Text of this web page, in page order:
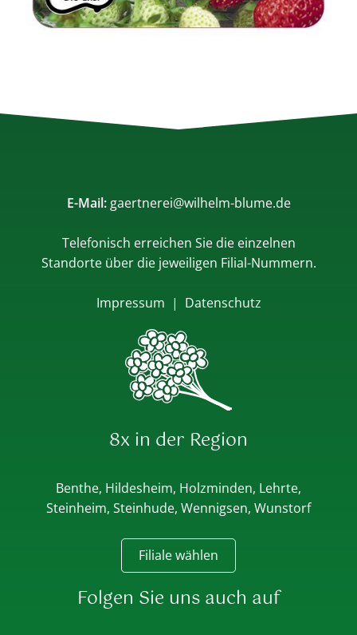
E-Mail:gaertnerei@wilhelm-blume.de
Telefonisch erreichen Sie die einzelnen
Standorte über die jeweiligen Filial-Nummern.
Impressum | Datenschutz
8x in der Region
Benthe, Hildesheim, Holzminden, Lehrte,
Steinheim, Steinhude, Wennigsen, Wunstorf
Filiale wählen
Folgen Sie uns auch auf